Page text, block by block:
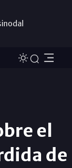
el
de